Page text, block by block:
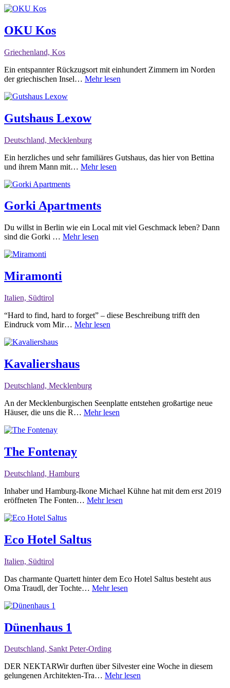
OKU Kos
Griechenland, Kos
Ein entspannter Rückzugsort mit einhundert Zimmern im Norden
der griechischen Insel… Mehr lesen
Gutshaus Lexow
Deutschland, Mecklenburg
Ein herzliches und sehr familiäres Gutshaus, das hier von Bettina
und ihrem Mann mit… Mehr lesen
Gorki Apartments
Du willst in Berlin wie ein Local mit viel Geschmack leben? Dann
sind die Gorki … Mehr lesen
Miramonti
Italien, Südtirol
“Hard to find, hard to forget” – diese Beschreibung trifft den
Eindruck vom Mir… Mehr lesen
Kavaliershaus
Deutschland, Mecklenburg
An der Mecklenburgischen Seenplatte entstehen großartige neue
Häuser, die uns die R… Mehr lesen
The Fontenay
Deutschland, Hamburg
Inhaber und Hamburg-Ikone Michael Kühne hat mit dem erst 2019
eröffneten The Fonten… Mehr lesen
Eco Hotel Saltus
Italien, Südtirol
Das charmante Quartett hinter dem Eco Hotel Saltus besteht aus
Oma Traudl, der Tochte… Mehr lesen
Dünenhaus 1
Deutschland, Sankt Peter-Ording
DER NEKTARWir durften über Silvester eine Woche in diesem
gelungenen Architekten-Tra… Mehr lesen